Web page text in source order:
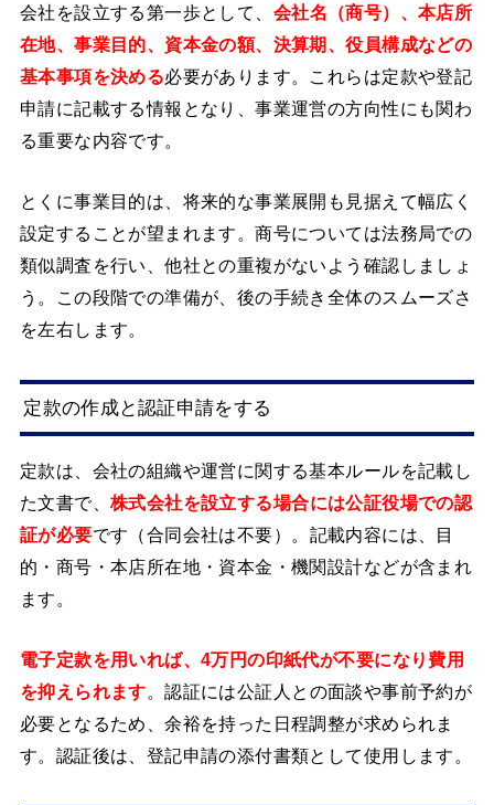
会社を設立する第一歩として、 会社名（商号）、本店所
在地、事業目的、資本金の額、決算期、役員構成などの
基本事項を決める必要があります。これらは定款や登記
申請に記載する情報となり、事業運営の方向性にも関わ
る重要な内容です。
とくに事業目的は、将来的な事業展開も見据えて幅広く
設定することが望まれます。商号については法務局での
類似調査を行い、他社との重複がないよう確認しましょ
う。この段階での準備が、後の手続き全体のスムーズさ
を左右します。
定款の作成と認証申請をする
定款は、会社の組織や運営に関する基本ルールを記載し
た文書で、 株式会社を設立する場合には公証役場での認
証が必要です（合同会社は不要）。記載内容には、目
的・商号・本店所在地・資本金・機関設計などが含まれ
ます。
電子定款を用いれば、4万円の印紙代が不要になり費用
を抑えられます。認証には公証人との面談や事前予約が
必要となるため、余裕を持った日程調整が求められま
す。認証後は、登記申請の添付書類として使用します。